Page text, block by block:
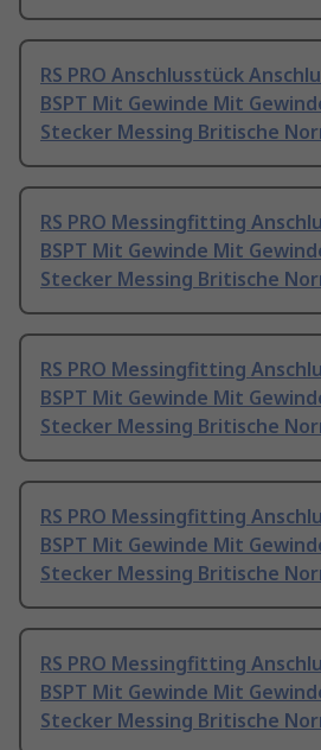
RS PRO Anschlusstück
BSPT Mit Gewinde Mit
Stecker Messing Britische
RS PRO Messingfitting
BSPT Mit Gewinde Mit
Stecker Messing Britische
RS PRO Messingfitting
BSPT Mit Gewinde Mit
Stecker Messing Britische
RS PRO Messingfitting
BSPT Mit Gewinde Mit
Stecker Messing Britische
RS PRO Messingfitting
BSPT Mit Gewinde Mit
Stecker Messing Britische